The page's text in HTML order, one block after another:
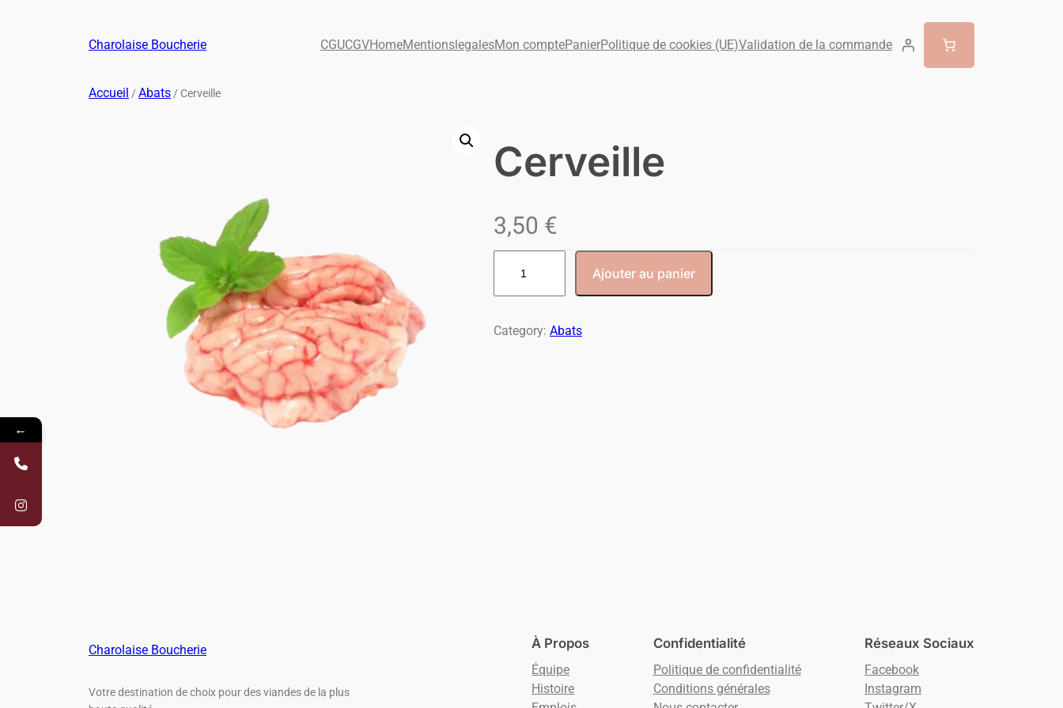
Charolaise Boucherie CGUCGVHomeMentionslegalesMon comptePanierPolitique de cookies (UE)Validation de la commande
Accueil / Abats/ Cerveille
Cerveille
3,50 €
Ajouter au panier
Category: Abats
Charolaise Boucherie
Votre destination de choix pour des viandes de la plus
À Propos
Équipe
Histoire
Confidentialité
Politique de confidentialité
Conditions générales
Réseaux Sociaux
Facebook
Instagram
←